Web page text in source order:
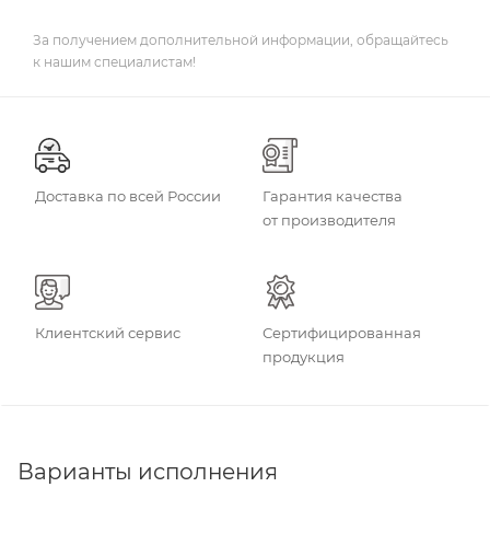
За получением дополнительной информации, обращайтесь
к нашим специалистам!
Доставка по всей России
Гарантия качества
от производителя
Клиентский сервис
Сертифицированная
продукция
Варианты исполнения